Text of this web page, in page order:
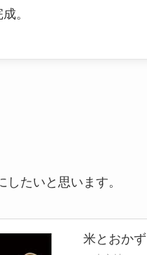
。
したいと思います。
米とおかず